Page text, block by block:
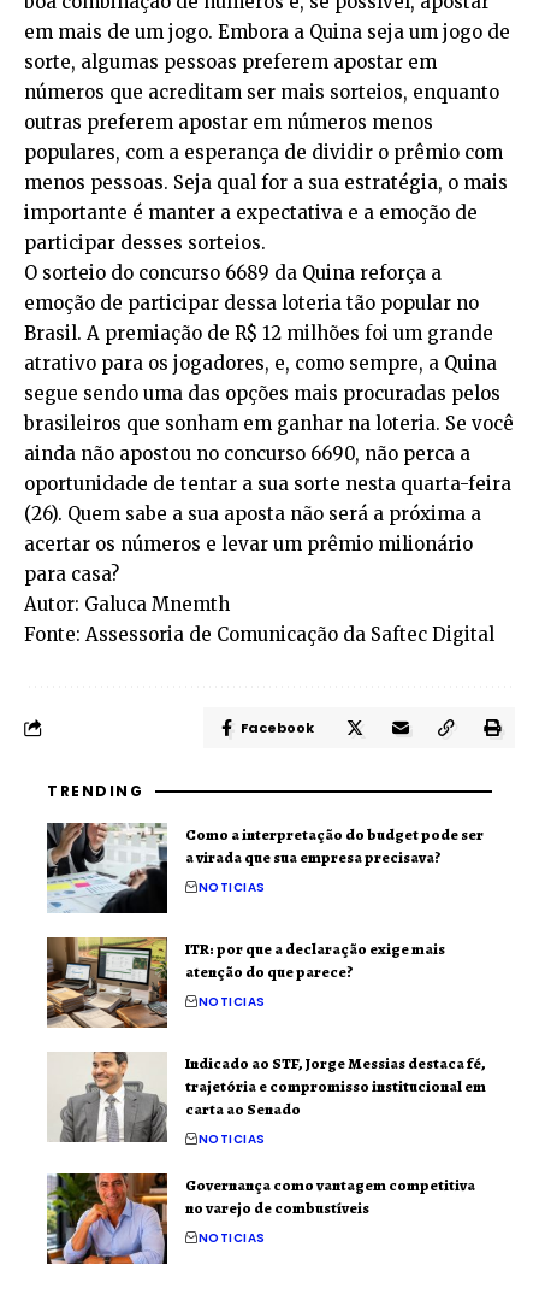
em mais de um jogo. Embora a Quina seja um jogo de
sorte, algumas pessoas preferem apostar em
números que acreditam ser mais sorteios, enquanto
outras preferem apostar em números menos
populares, com a esperança de dividir o prêmio com
menos pessoas. Seja qual for a sua estratégia, o mais
importante é manter a expectativa e a emoção de
participar desses sorteios.
O sorteio do concurso 6689 da Quina reforça a
emoção de participar dessa loteria tão popular no
Brasil. A premiação de R$ 12 milhões foi um grande
atrativo para os jogadores, e, como sempre, a Quina
segue sendo uma das opções mais procuradas pelos
brasileiros que sonham em ganhar na loteria. Se você
ainda não apostou no concurso 6690, não perca a
oportunidade de tentar a sua sorte nesta quarta-feira
(26). Quem sabe a sua aposta não será a próxima a
acertar os números e levar um prêmio milionário
para casa?
Autor: Galuca Mnemth
Fonte: Assessoria de Comunicação da Saftec Digital
Facebook
TRENDING
Como a interpretação do budget pode ser
a virada que sua empresa precisava?
NOTICIAS
ITR: por que a declaração exige mais
atenção do que parece?
NOTICIAS
Indicado ao STF, Jorge Messias destaca fé,
trajetória e compromisso institucional em
carta ao Senado
NOTICIAS
Governança como vantagem competitiva
no varejo de combustíveis
NOTICIAS